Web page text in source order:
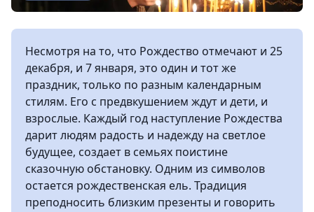
Несмотря на то, что Рождество отмечают и 25
декабря, и 7 января, это один и тот же
праздник, только по разным календарным
стилям. Его с предвкушением ждут и дети, и
взрослые. Каждый год наступление Рождества
дарит людям радость и надежду на светлое
будущее, создает в семьях поистине
сказочную обстановку. Одним из символов
остается рождественская ель. Традиция
преподносить близким презенты и говорить